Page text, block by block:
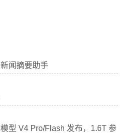
闻摘要助手
型 V4 Pro/Flash 发布，1.6T 参